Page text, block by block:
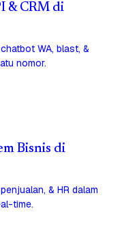
& CRM di
WA, blast, &
nomor.
Bisnis di
& HR dalam
time.